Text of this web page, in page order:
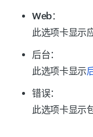
Web：
此选项卡显示
后台：
此选项卡显示
错误：
此选项卡显示